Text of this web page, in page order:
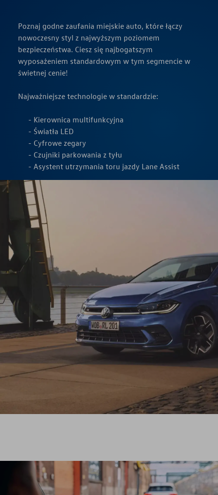
Poznaj godne zaufania miejskie auto, które łączy
nowoczesny styl z najwyższym poziomem
bezpieczeństwa. Ciesz się najbogatszym
wyposażeniem standardowym w tym segmencie w
świetnej cenie!
Najważniejsze technologie w standardzie:
Kierownica multifunkcyjna
Światła LED
Cyfrowe zegary
Czujniki parkowania z tyłu
Asystent utrzymania toru jazdy Lane Assist